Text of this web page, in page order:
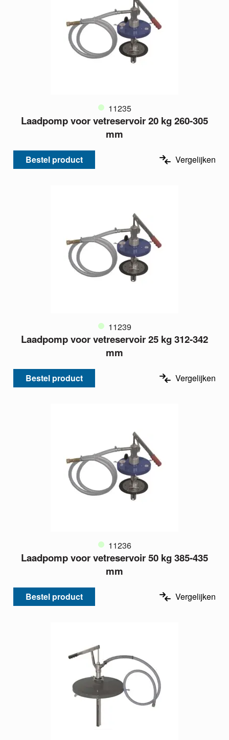
11235
Laadpomp voor vetreservoir 20 kg 260-305
mm
Bestel product Vergelijken
11239
Laadpomp voor vetreservoir 25 kg 312-342
mm
Bestel product Vergelijken
11236
Laadpomp voor vetreservoir 50 kg 385-435
mm
Bestel product Vergelijken